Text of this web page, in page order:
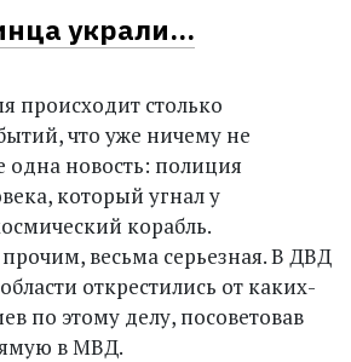
украли...
происходит столько
что уже ничему не
одна новость: полиция
который угнал у
корабль.
весьма серьезная. В ДВД
открестились от каких-
по этому делу, посоветовав
в МВД.